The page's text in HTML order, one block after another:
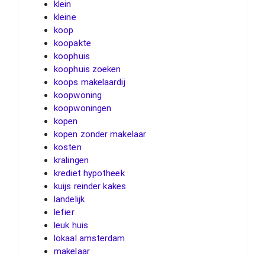
klein
kleine
koop
koopakte
koophuis
koophuis zoeken
koops makelaardij
koopwoning
koopwoningen
kopen
kopen zonder makelaar
kosten
kralingen
krediet hypotheek
kuijs reinder kakes
landelijk
lefier
leuk huis
lokaal amsterdam
makelaar